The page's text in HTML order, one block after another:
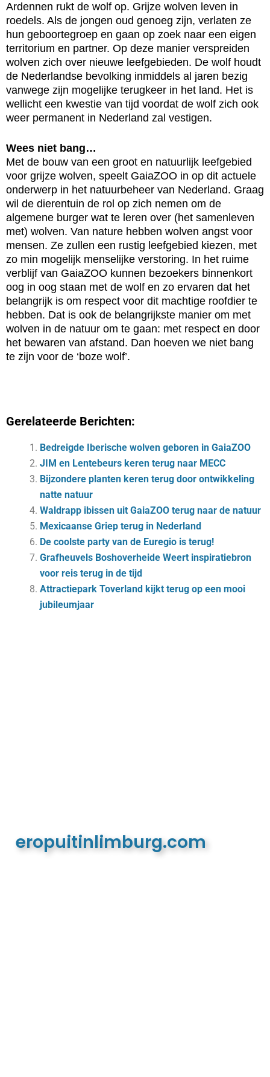
Ardennen rukt de wolf op. Grijze wolven leven in
roedels. Als de jongen oud genoeg zijn, verlaten ze
hun geboortegroep en gaan op zoek naar een eigen
territorium en partner. Op deze manier verspreiden
wolven zich over nieuwe leefgebieden. De wolf houdt
de Nederlandse bevolking inmiddels al jaren bezig
vanwege zijn mogelijke terugkeer in het land. Het is
wellicht een kwestie van tijd voordat de wolf zich ook
weer permanent in Nederland zal vestigen.
Wees niet bang…
Met de bouw van een groot en natuurlijk leefgebied
voor grijze wolven, speelt GaiaZOO in op dit actuele
onderwerp in het natuurbeheer van Nederland. Graag
wil de dierentuin de rol op zich nemen om de
algemene burger wat te leren over (het samenleven
met) wolven. Van nature hebben wolven angst voor
mensen. Ze zullen een rustig leefgebied kiezen, met
zo min mogelijk menselijke verstoring. In het ruime
verblijf van GaiaZOO kunnen bezoekers binnenkort
oog in oog staan met de wolf en zo ervaren dat het
belangrijk is om respect voor dit machtige roofdier te
hebben. Dat is ook de belangrijkste manier om met
wolven in de natuur om te gaan: met respect en door
het bewaren van afstand. Dan hoeven we niet bang
te zijn voor de ‘boze wolf’.
Gerelateerde Berichten:
Bedreigde Iberische wolven geboren in GaiaZOO
JIM en Lentebeurs keren terug naar MECC
Bijzondere planten keren terug door ontwikkeling
natte natuur
Waldrapp ibissen uit GaiaZOO terug naar de natuur
Mexicaanse Griep terug in Nederland
De coolste party van de Euregio is terug!
Grafheuvels Boshoverheide Weert inspiratiebron
voor reis terug in de tijd
Attractiepark Toverland kijkt terug op een mooi
jubileumjaar
eropuitinlimburg.com